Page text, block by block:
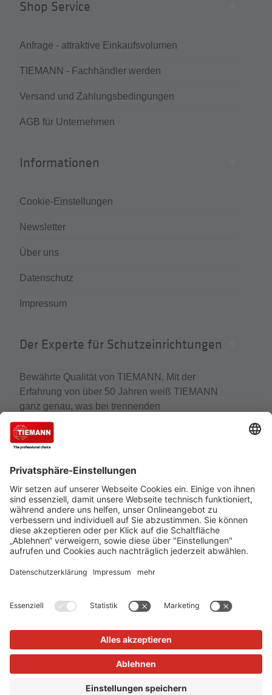
Shop Service
Anfrage - attraktive Einkaufsvolumen
TIEMANN - Fachhändler werden
Versand und Zahlungsbedingungen
AGB für Unternehmen
Informationen
Cookie-Einstellungen
Newsletter
Über uns
Datenschutz
Impressum
Der Experte für Schutzeinrichtungen
Bewährte Qualität von TIEMANN. Mit der
Erfahrung von über 50 Jahren weiß TIEMANN
ganz genau, was bei trennenden
Distanzschutzeinrichtungen wirklich zählt. Der
Experte für Schutzeinrichtungen, Schutzzäune und
Gittertrennwände gehört zu den führenden
Unternehmen, wenn es um den Schutz von
Mensch, Maschine und Anlagen geht.
Cookie-Einstellungen Über uns
TIEMANN - Fachhändler werden
Versand und Zahlungsbedingungen
Datenschutz Impressum
Verkauf nur an Unternehmer, Gewerbetreibende, Freiberufler
Sinne des §13 BGB. Angebote freibleibend. Solange der Vorrat
Alle Preise in Euro zzgl. MwSt. und Versandkosten